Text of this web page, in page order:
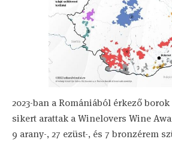
2023-ban a Romániából érkező
sikert arattak a Winelovers Wine
9 arany-, 27 ezüst-, és 7 bronzérem